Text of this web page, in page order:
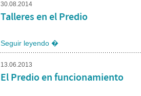
30.08.2014
Talleres en el Predio
Seguir leyendo �
13.06.2013
El Predio en funcionamiento